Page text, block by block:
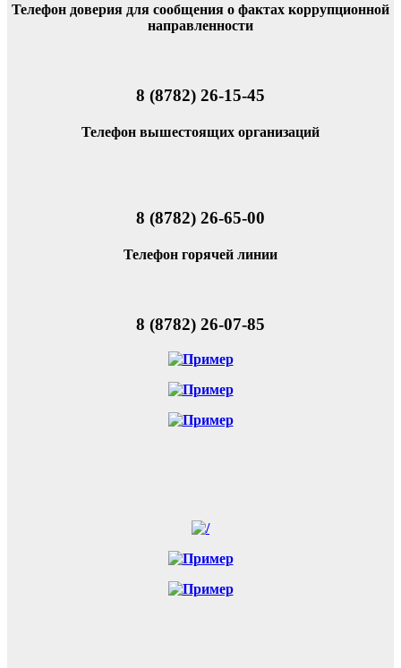
Телефон доверия для сообщения о фактах коррупционной
направленности
8 (8782) 26-15-45
Телефон вышестоящих организаций
8 (8782) 26-65-00
Телефон горячей линии
8 (8782) 26-07-85